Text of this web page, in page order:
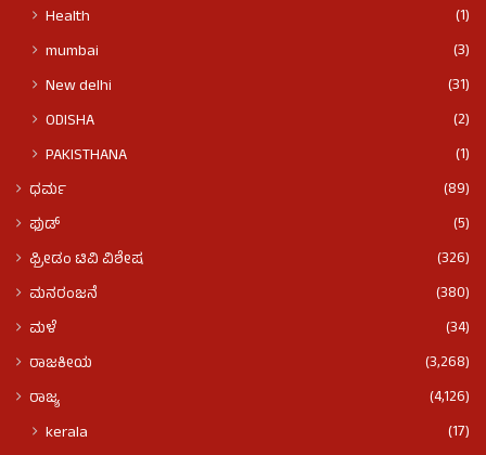
Health
(1)
mumbai
(3)
New delhi
(31)
ODISHA
(2)
PAKISTHANA
(1)
ಧರ್ಮ
(89)
ಫುಡ್​​
(5)
ಫ್ರೀಡಂ ಟಿವಿ ವಿಶೇಷ
(326)
ಮನರಂಜನೆ
(380)
ಮಳೆ
(34)
ರಾಜಕೀಯ
(3,268)
ರಾಜ್ಯ
(4,126)
kerala
(17)